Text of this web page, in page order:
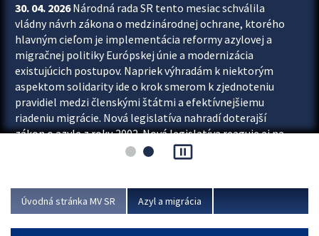
30. 04. 2026Národná rada SR tento mesiac schválila
vládny návrh zákona o medzinárodnej ochrane, ktorého
hlavným cieľom je implementácia reformy azylovej a
migračnej politiky Európskej únie a modernizácia
existujúcich postupov. Napriek výhradám k niektorým
aspektom solidarity ide o krok smerom k zjednoteniu
pravidiel medzi členskými štátmi a efektívnejšiemu
riadeniu migrácie. Nová legislatíva nahradí doterajší
zákon o azyle z roku 2002. Nová legislatíva reaguje aj na
vývoj posledného desaťročia, počas...
pause_presentation
Úvodná stránka MV SR Azyl a migrácia